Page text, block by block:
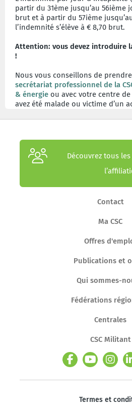
partir du 31ème jusqu’au 56ième
brut et à partir du 57ième
l’indemnité s’élève à € 8,70 brut.
Attention: vous devez introduire
!
Nous vous conseillons de
secrétariat professionnel de la
& énergie ou avec votre centre de
avez été malade ou victime d’un
Découvrez tous
Contact
Ma CSC
Offres
Publications et
Qui sommes-
Fédérations
Centrales
CSC Militant
Termes et